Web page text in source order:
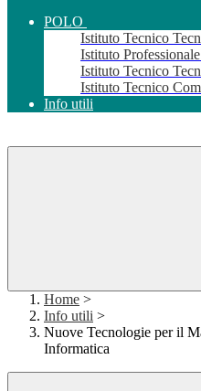
POLO
Istituto Tecnico
Istituto
Istituto Tecnico
Istituto Tecnico
Info utili
Home >
Info utili >
Nuove Tecnologie per il
Informatica